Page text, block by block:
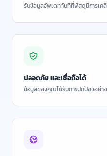
รับข้อมูลอัพเดททันทีที่พัสดุมีการเคลื่
ปลอดภัย และเชื่อถือได้
ข้อมูลของคุณได้รับการปกป้องอย่า